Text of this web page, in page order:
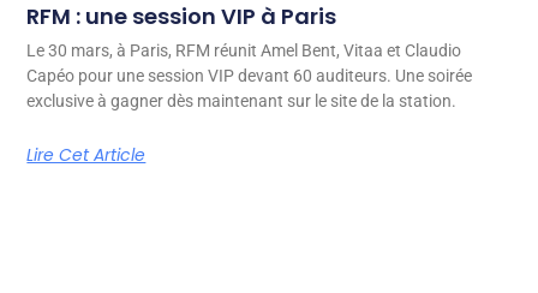
RFM : une session VIP à Paris
Le 30 mars, à Paris, RFM réunit Amel Bent, Vitaa et Claudio
Capéo pour une session VIP devant 60 auditeurs. Une soirée
exclusive à gagner dès maintenant sur le site de la station.
Lire Cet Article